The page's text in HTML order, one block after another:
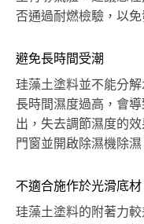
否通過耐燃檢驗，以
避免長時間受潮
珪藻土塗料並不能分
長時間濕度過高，會
出，失去調節濕度的
門窗並開啟除濕機除
不適合施作於光滑底材
珪藻土塗料的附著力